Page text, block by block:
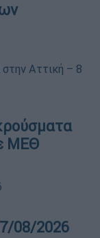
ΜΕΘ
08/2026